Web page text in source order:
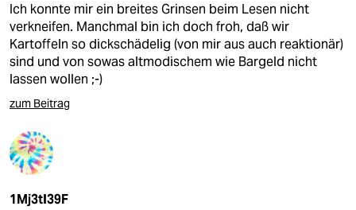
Ich konnte mir ein breites Grinsen beim Lesen nicht
verkneifen. Manchmal bin ich doch froh, daß wir
Kartoffeln so dickschädelig (von mir aus auch reaktionär)
sind und von sowas altmodischem wie Bargeld nicht
lassen wollen ;-)
zum Beitrag
1Mj3tI39F